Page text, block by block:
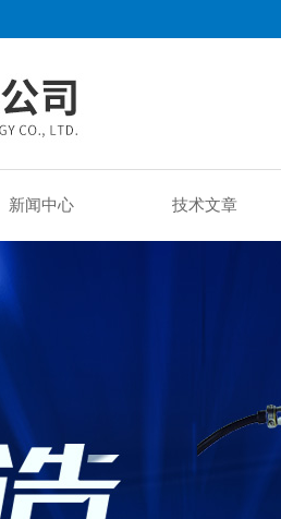
新闻中心 技术文章